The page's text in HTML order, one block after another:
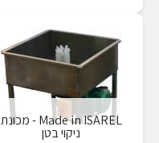
Made in ISAREL - מכונת
ניקוי בטן